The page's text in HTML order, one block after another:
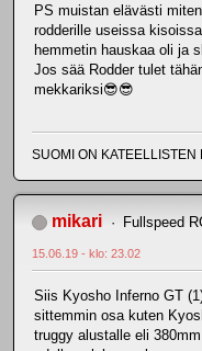
PS muistan elävästi
rodderille useissa
hemmetin hauskaa oli ja
Jos sää Rodder tulet
mekkariksi😎😎
SUOMI ON
mikari Fullspeed
15.06.19 - klo: 23.02
Siis Kyosho Inferno GT
sittemmin osa kuten
truggy alustalle eli